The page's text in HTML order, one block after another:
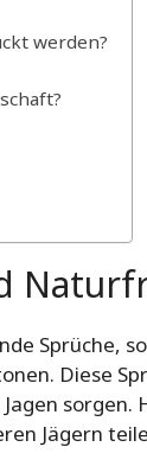
werden?
Sprüche,
Diese
sorgen.
Jägern